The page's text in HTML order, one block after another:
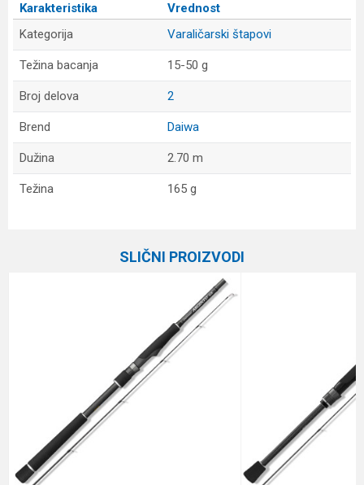
Karakteristika
Vrednost
Kategorija
Varaličarski štapovi
Težina bacanja 15-50 g
Broj delova 2
Brend Daiwa
Dužina 2.70 m
Težina 165 g
Anti-spam zaštita - izračunajte koliko je 4 + 1 :
SLIČNI PROIZVODI